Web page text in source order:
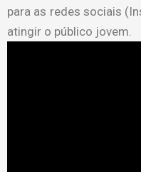
para as redes sociais
atingir o público jovem.